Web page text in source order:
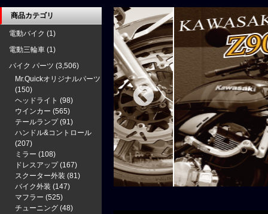
商品カテゴリ
電動バイク (1)
電動三輪車 (1)
バイク パーツ (3,506)
Mr.Quickオリジナルパーツ
(150)
ヘッドライト (98)
ウインカー (565)
テールランプ (91)
ハンドル&コントロール
(207)
ミラー (108)
ドレスアップ (167)
スクーター外装 (81)
バイク外装 (147)
マフラー (525)
チューニング (48)